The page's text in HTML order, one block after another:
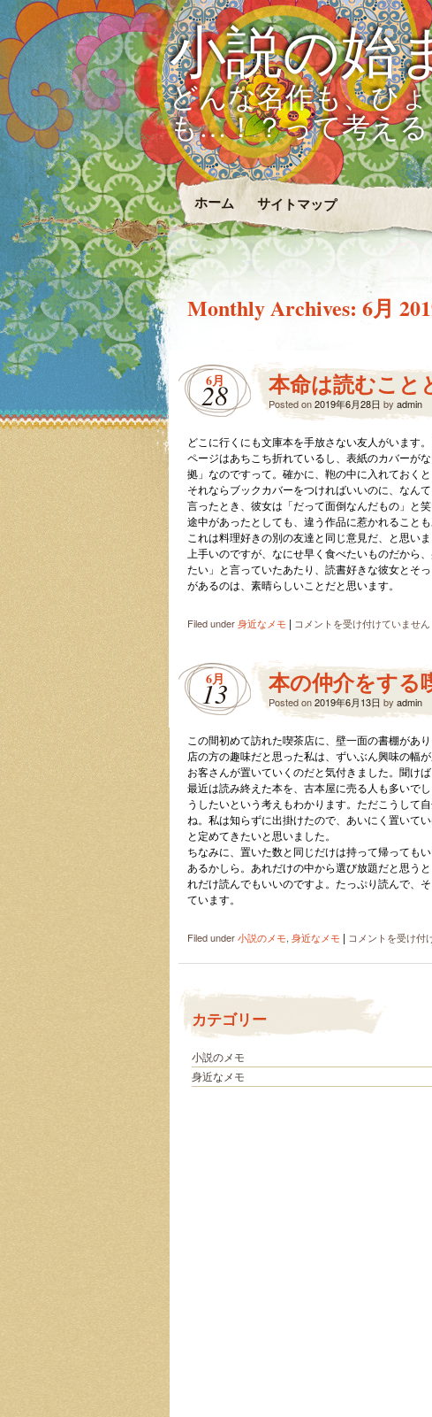
小説の始
どんな名作も、ひ
も…！？って考え
ホーム サイトマップ
Monthly Archives: 6月
6月
28 本命は読むこと
Posted on2019年6月28日 by admin
どこに行くにも文庫本を手放さない友人がいます
ページはあちこち折れているし、表紙のカバーが
拠」なのですって。確かに、鞄の中に入れておく
それならブックカバーをつければいいのに、なん
言ったとき、彼女は「だって面倒なんだもの」と
途中があったとしても、違う作品に惹かれること
これは料理好きの別の友達と同じ意見だ、と思い
上手いのですが、なにせ早く食べたいものだから
たい」と言っていたあたり、読書好きな彼女とそ
があるのは、素晴らしいことだと思います。
Filed under身近なメモ | 本
読
む
こ
と
と
食
べ
る
こ
と
は
コメントを受け付けていません
6月
13 本の仲介をする
Posted on2019年6月13日 by admin
この間初めて訪れた喫茶店に、壁一面の書棚があ
店の方の趣味だと思った私は、ずいぶん興味の幅
お客さんが置いていくのだと気付きました。聞け
最近は読み終えた本を、古本屋に売る人も多いで
うしたいという考えもわかります。ただこうして
ね。私は知らずに出掛けたので、あいにく置いて
と定めてきたいと思いました。
ちなみに、置いた数と同じだけは持って帰っても
あるかしら。あれだけの中から選び放題だと思う
れだけ読んでもいいのですよ。たっぷり読んで、
ています。
Filed under小説のメモ, 身近なメモ | 本
仲
を
る
茶
コメントを受け付
カテゴリー
小説のメモ
身近なメモ